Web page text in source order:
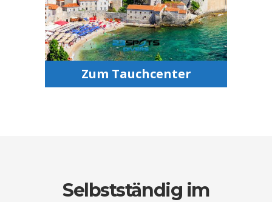
Tauchshop
Freediving
H2OTrekking
Zum Tauchcenter
Selbstständig im